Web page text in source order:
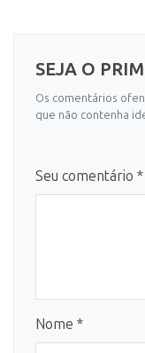
SEJA O
Os comentários
que não contenha
Seu comentário *
Nome *